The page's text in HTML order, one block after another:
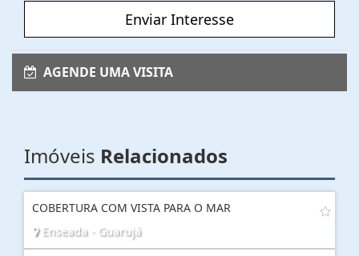
Enviar Interesse
AGENDE UMA VISITA
Imóveis Relacionados
COBERTURA COM VISTA PARA O MAR
Enseada - Guarujá